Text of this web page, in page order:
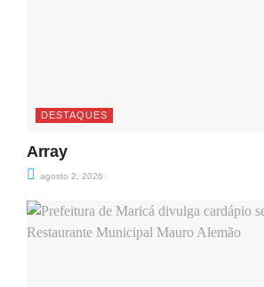
DESTAQUES
Array
agosto 2, 2026